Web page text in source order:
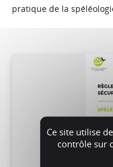
pratique de la
Ce site utilise
contrôle sur